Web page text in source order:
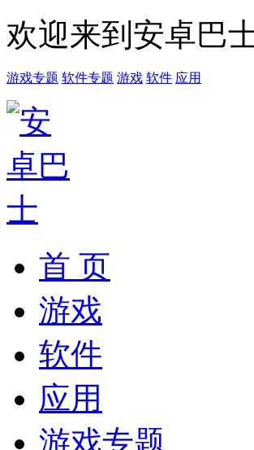
欢迎来到安卓巴
游戏专题 软件专题 游戏 软件 应用
首 页
游戏
软件
应用
游戏专题